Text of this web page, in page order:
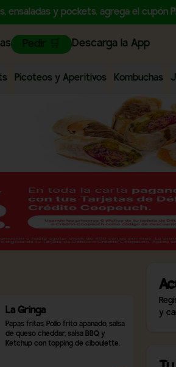
y pockets, agrega el cupón
Pedir 🛒 Descarga la App
Picoteos y Aperitivos Kombuchas
La Gringa
Papas fritas, Pollo frito apanado, salsa
de queso cheddar, salsa BBQ y
Ketchup con topping de ciboulette.
y